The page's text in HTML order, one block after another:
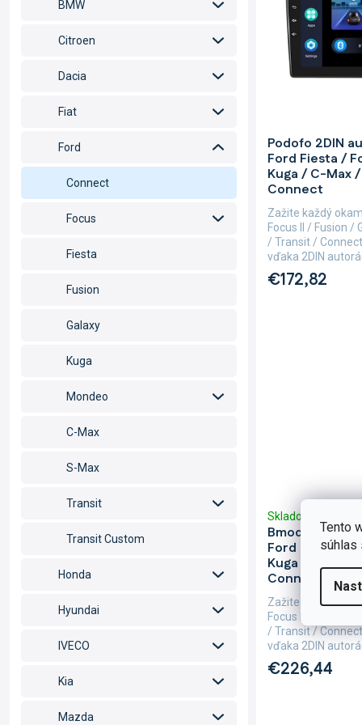
Tento
súhlas
BMW
Citroen
Dacia
Fiat
Ford
Connect
Focus
Fiesta
Fusion
Galaxy
Kuga
Mondeo
C-Max
S-Max
Transit
Transit Custom
Honda
Hyundai
IVECO
Kia
Mazda
o
v
Podofo 2DIN
Ford Fiesta /
Kuga / C-Max
Connect
hodnotenie
produktu
je
5,0
z
5
hviezdičiek.
€172,82
Zažite každý
Focus II / Fusion /
/ Transit /
vďaka 2DIN
Bmode 2DIN
Ford Fiesta /
Kuga / C-Max /
Connect
Skladom
€226,44
Zažite každý
Focus II / Fusion /
/ Transit /
vďaka 2DIN